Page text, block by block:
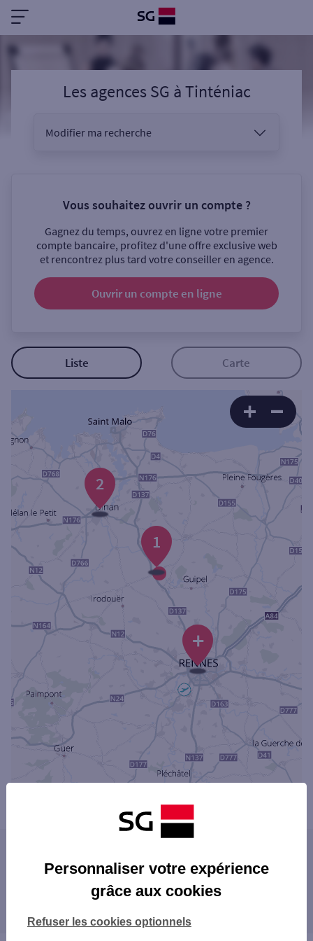
Les agences SG àTinténiac
Modifier ma recherche
Sélectionnez votre recherche
Ouverte le samedi
Coffre-fort
ou
Ville / Code postal
Rue
Rechercher
Vous souhaitez ouvrir un compte ?
Gagnez du temps, ouvrez en ligne votre premier
compte bancaire, profitez d'une offre exclusive web
et rencontrez plus tard votre conseiller en agence.
Ouvrir un compte en ligne
Liste Carte
+
2
1
DINAN
Les agences SG dans les départements
22 CÔTES-D'ARMOR
Personnaliser votre expérience
grâce aux cookies
Refuser les cookies optionnels